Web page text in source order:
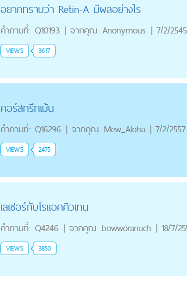
อยากทราบว่า Retin-A มีผลอย่างไร
คำถามที่: Q10193 | จากคุณ Anonymous | 7/2/
VIEWS 3617
คอร์สทรีทเม้น
คำถามที่: Q16296 | จากคุณ Mew_Aloha | 7/2/
VIEWS 2475
เลเซอร์กับโรแอคคิวเทน
คำถามที่: Q4246 | จากคุณ bowworanuch | 18/7/
VIEWS 3850